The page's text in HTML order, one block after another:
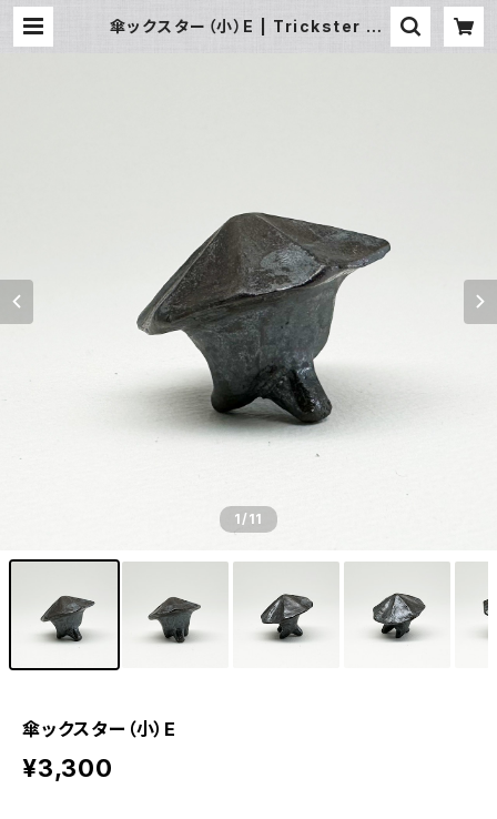
傘ックスター（小）E | Trickster Br
1/11
傘ックスター（小）E
¥3,300